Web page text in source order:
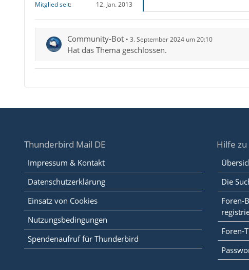
Mitglied seit
12. Jan. 2013
Community-Bot 3. September 2024 um 20:10
Hat das Thema geschlossen.
Thunderbird Mail DE
Impressum & Kontakt
Datenschutzerklärung
Einsatz von Cookies
Nutzungsbedingungen
Spendenaufruf für Thunderbird
Hilfe
Die
Foren-
Foren-